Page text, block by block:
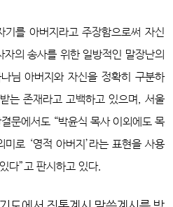
를 아버지라고 주장함으로써 자신
의 송사를 위한 일방적인 말장난의
님 아버지와 자신을 정확히 구분하
는 존재라고 고백하고 있으며, 서울
문에서도 “박윤식 목사 이외에도 목
로 ‘영적 아버지’라는 표현을 사용
다”고 판시하고 있다.